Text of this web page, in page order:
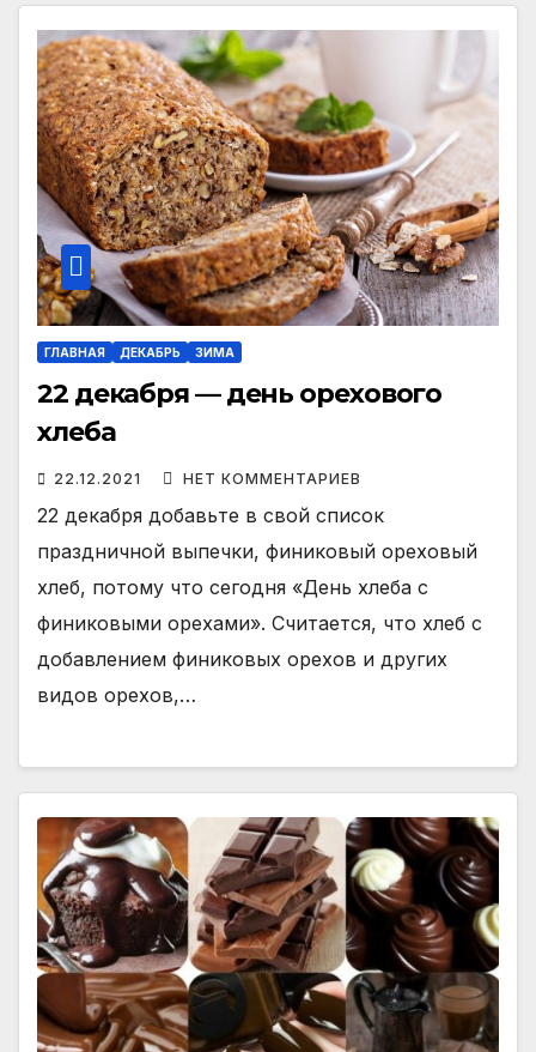
ГЛАВНАЯ ДЕКАБРЬ ЗИМА
22 декабря — день орехового
хлеба
22.12.2021 НЕТ КОММЕНТАРИЕВ
22 декабря добавьте в свой список
праздничной выпечки, финиковый ореховый
хлеб, потому что сегодня «День хлеба с
финиковыми орехами». Считается, что хлеб с
добавлением финиковых орехов и других
видов орехов,…